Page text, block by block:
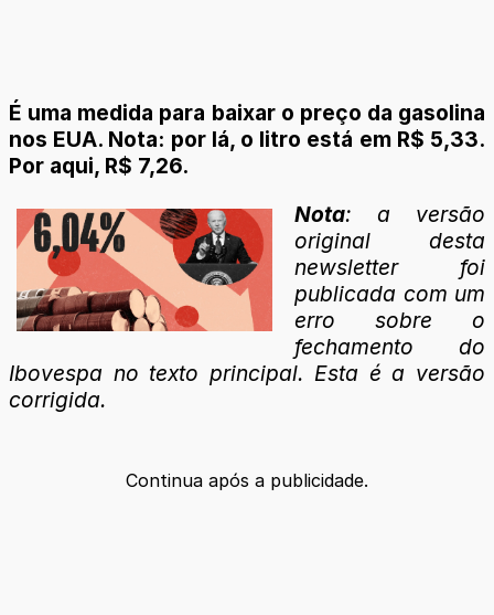
É uma medida para baixar o preço da gasolina
nos EUA. Nota: por lá, o litro está em R$ 5,33.
Por aqui, R$ 7,26.
Nota: a versão
original desta
newsletter foi
publicada com um
erro sobre o
fechamento do
Ibovespa no texto principal. Esta é a versão
corrigida.
Continua após a publicidade.